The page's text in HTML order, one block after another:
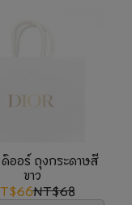
กระดาษสี
ขาว
NT$68